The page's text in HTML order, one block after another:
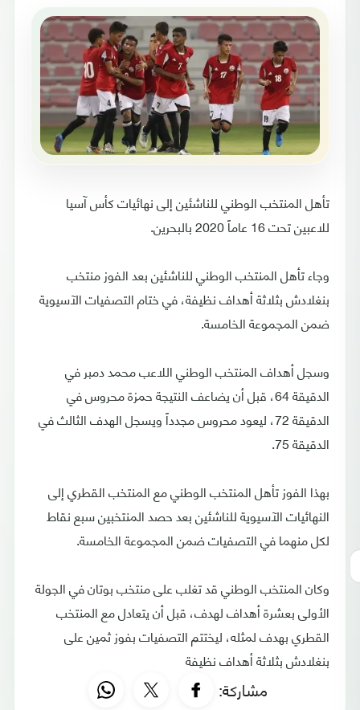
تأهل المنتخب الوطني للناشئين إلى نهائيات كأس آسيا
للاعبين تحت 16 عاماً 2020 بالبحرين.
وجاء تأهل المنتخب الوطني للناشئين بعد الفوز منتخب
بنغلادش بثلاثة أهداف نظيفة، في ختام التصفيات الآسيوية
ضمن المجموعة الخامسة.
وسجل أهداف المنتخب الوطني اللاعب محمد دمبر في
الدقيقة 64، قبل أن يضاعف النتيجة حمزة محروس في
الدقيقة 72، ليعود محروس مجدداً ويسجل الهدف الثالث في
الدقيقة 75.
بهذا الفوز تأهل المنتخب الوطني مع المنتخب القطري إلى
النهائيات الآسيوية للناشئين بعد حصد المنتخبين سبع نقاط
لكل منهما في التصفيات ضمن المجموعة الخامسة.
وكان المنتخب الوطني قد تغلب على منتخب بوتان في الجولة
الأولى بعشرة أهداف لهدف، قبل أن يتعادل مع المنتخب
القطري بهدف لمثله، ليختتم التصفيات بفوز ثمين على
بنغلادش بثلاثة أهداف نظيفة
مشاركة: